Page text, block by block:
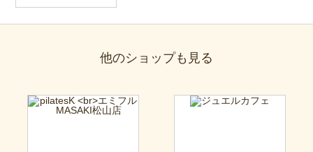
他のショップも見る